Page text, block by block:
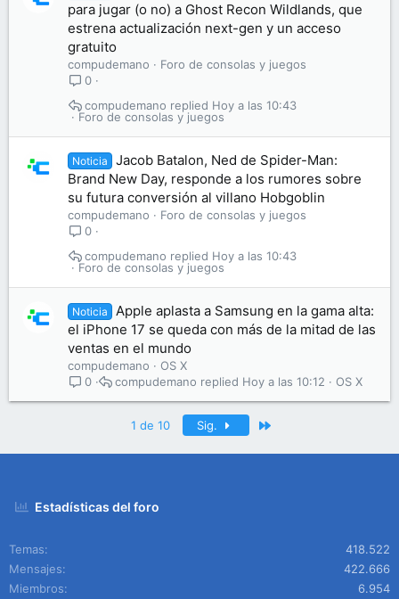
para jugar (o no) a Ghost Recon Wildlands, que
estrena actualización next-gen y un acceso
gratuito
compudemano
Foro de consolas y juegos
0
Foro de consolas y juegos
Hoy a las 10:43
compudemano
Noticia
Jacob Batalon, Ned de Spider-Man:
Brand New Day, responde a los rumores sobre
su futura conversión al villano Hobgoblin
compudemano
Foro de consolas y juegos
0
Foro de consolas y juegos
Hoy a las 10:43
compudemano
Noticia
Apple aplasta a Samsung en la gama alta:
el iPhone 17 se queda con más de la mitad de las
ventas en el mundo
compudemano
OS X
0
OS X
Hoy a las 10:12
compudemano
1 de 10 Sig.
Estadísticas del foro
Temas
418.522
Mensajes
422.666
Miembros
6.954